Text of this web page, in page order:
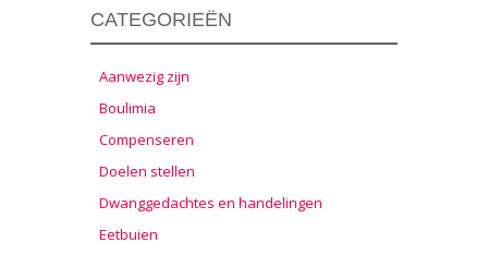
CATEGORIEËN
Aanwezig zijn
Boulimia
Compenseren
Doelen stellen
Dwanggedachtes en handelingen
Eetbuien